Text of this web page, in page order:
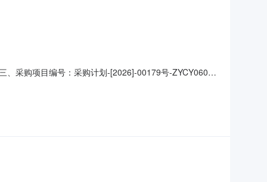
、采购项目编号：采购计划-[2026]-00179号-ZYCY0602